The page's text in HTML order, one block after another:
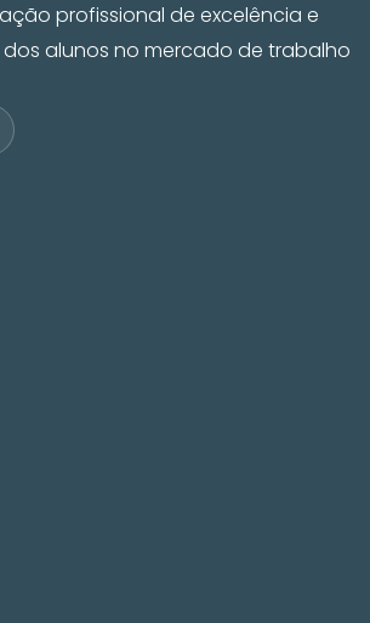
profissional de excelência e
alunos no mercado de trabalho